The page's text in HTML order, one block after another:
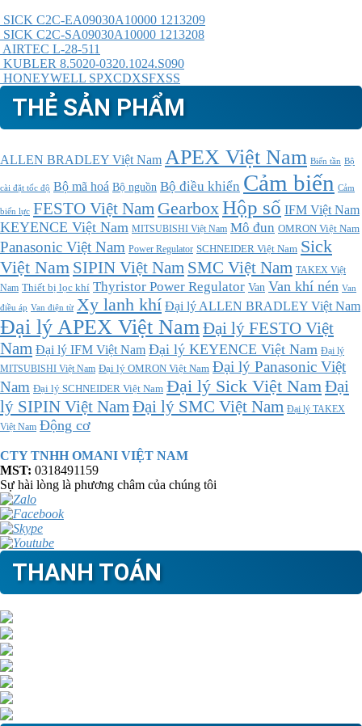
SICK C2C-EA09030A10000 1213209
SICK C2C-SA09030A10000 1213208
AIRTEC L-28-511
KUBLER 8.5020-0320.1024.S090
HONEYWELL SPXCDXSFXSS
THẺ SẢN PHẨM
ALLEN BRADLEY Việt Nam APEX Việt Nam Biến tần Bộ
cài đặt tốc độ Bộ mã hoá Bộ nguồn Bộ điều khiển Cảm biến Cảm
biến lực FESTO Việt Nam GearboxHộp số IFM Việt Nam
KEYENCE Việt Nam MITSUBISHI Việt Nam Mô đun OMRON Việt Nam
Panasonic Việt Nam Power Regulator SCHNEIDER Việt Nam Sick
Việt Nam SIPIN Việt Nam SMC Việt Nam TAKEX Việt
Nam Thiết bị lọc khí Thyristor Power Regulator Van Van khí nén Van
điều áp Van điện từ Xy lanh khí Đại lý ALLEN BRADLEY Việt Nam
Đại lý APEX Việt NamĐại lý FESTO Việt
Nam Đại lý IFM Việt Nam Đại lý KEYENCE Việt Nam Đại lý
MITSUBISHI Việt Nam Đại lý OMRON Việt Nam Đại lý Panasonic Việt
Nam Đại lý SCHNEIDER Việt Nam Đại lý Sick Việt NamĐại
lý SIPIN Việt Nam Đại lý SMC Việt Nam Đại lý TAKEX
Việt Nam Động cơ
CTY TNHH OMANI VIỆT NAM
MST: 0318491159
Sự hài lòng là phương châm của chúng tôi
THANH TOÁN